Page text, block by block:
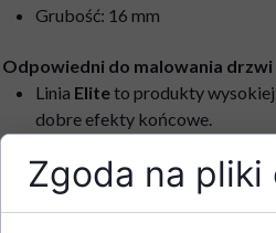
Grubość: 16 mm
Odpowiedni do malowania
Linia Eliteto produkty
dobre efekty końcowe.
wykończenie oraz bardzo
farby.
Zgoda na pliki